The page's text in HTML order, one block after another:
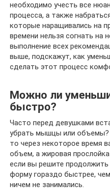
необходимо учесть все
процесса, а также
которые наращивались на
времени нельзя согнать на
выполнение всех
выше, подскажут, как
сделать этот процесс
Можно ли
быстро?
Часто перед девушками
убрать мышцы или объемы?
то через некоторое время
объем, а жировая
если вы решите продолжить
форму гораздо быстрее,
ничем не занимались.